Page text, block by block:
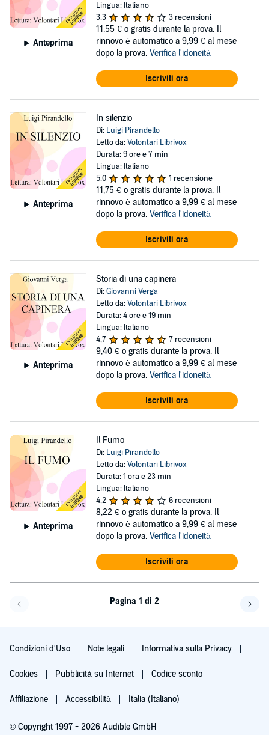
Anteprima
Lingua: Italiano
3,3
3 recensioni
11,55 € o gratis durante la prova. Il
rinnovo è automatico a 9,99 € al mese
dopo la prova. Verifica l'idoneità
Iscriviti ora
Anteprima
In silenzio
Di: Luigi Pirandello
Letto da:Volontari Librivox
Durata: 9 ore e 7 min
Lingua: Italiano
5,0
1 recensione
11,75 € o gratis durante la prova. Il
rinnovo è automatico a 9,99 € al mese
dopo la prova. Verifica l'idoneità
Iscriviti ora
Anteprima
Storia di una capinera
Di:Giovanni Verga
Letto da:Volontari Librivox
Durata: 4 ore e 19 min
Lingua: Italiano
4,7
7 recensioni
9,40 € o gratis durante la prova. Il
rinnovo è automatico a 9,99 € al mese
dopo la prova. Verifica l'idoneità
Iscriviti ora
Anteprima
Il Fumo
Di: Luigi Pirandello
Letto da:Volontari Librivox
Durata: 1 ora e 23 min
Lingua: Italiano
4,2
6 recensioni
8,22 € o gratis durante la prova. Il
rinnovo è automatico a 9,99 € al mese
dopo la prova. Verifica l'idoneità
Iscriviti ora
Pagina 1 di 2
Condizioni d'Uso Note legali Informativa sulla Privacy
Cookies Pubblicità su Internet Codice sconto
Affiliazione Accessibilità Italia (Italiano)
© Copyright 1997 - 2026 Audible GmbH